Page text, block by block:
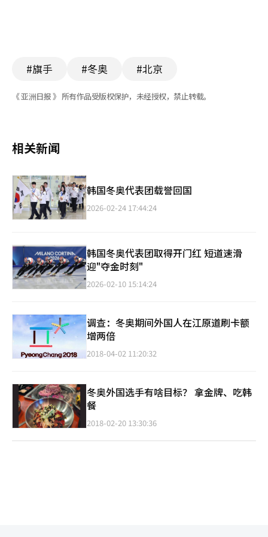
#旗手 #冬奥 #北京
《 亚洲日报 》 所有作品受版权保护，未经授权，禁止转载。
相关新闻
韩国冬奥代表团载誉回国
2026-02-24 17:44:24
韩国冬奥代表团取得开门红 短道速滑
迎"夺金时刻"
2026-02-10 15:14:24
调查：冬奥期间外国人在江原道刷卡额
增两倍
2018-04-02 11:20:32
冬奥外国选手有啥目标？ 拿金牌、吃韩
餐
2018-02-20 13:30:36